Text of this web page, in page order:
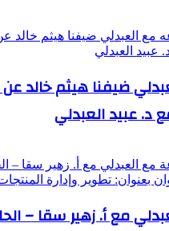
ضيفنا هيثم خالد
د. عبيد العبدلي
مع أ. زهير سقا –